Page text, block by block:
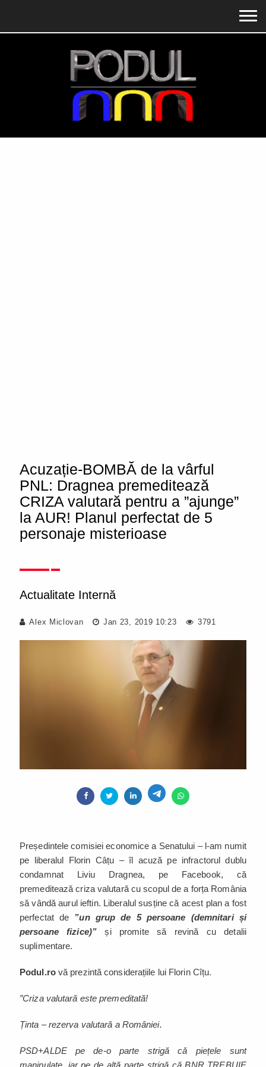
Acuzație-BOMBĂ de la vârful
PNL: Dragnea premeditează
CRIZA valutară pentru a ”ajunge”
la AUR! Planul perfectat de 5
personaje misterioase
Actualitate Internă
Alex Miclovan Jan 23, 2019 10:23 3791
Președintele comisiei economice a Senatului – l-am numit
pe liberalul Florin Câțu – îl acuză pe infractorul dublu
condamnat Liviu Dragnea, pe Facebook, că
premeditează criza valutară cu scopul de a forța România
să vândă aurul ieftin. Liberalul susține că acest plan a fost
perfectat de ”un grup de 5 persoane (demnitari și
persoane fizice)”
și promite să revină cu detalii
suplimentare.
Podul.rovă prezintă considerațiile lui Florin Cîțu.
”Criza valutară este premeditată!
Ținta – rezerva valutară a României.
PSD+ALDE pe de-o parte strigă că piețele sunt
manipulate, iar pe de altă parte strigă că BNR TREBUIE